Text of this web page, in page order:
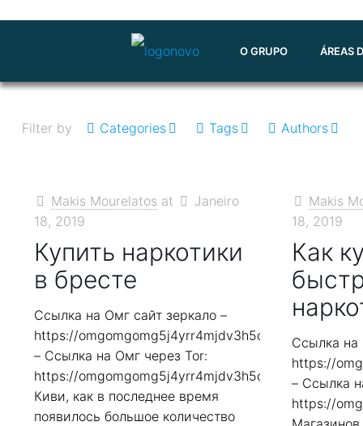
O GRUPO ÁREAS
Filter by Categories Tags Authors
Makis Mourelatos at
Janeiro
18, 2019
Купить наркотики
в бресте
Ссылка на Омг сайт зеркало –
https://
– Ссылка на Омг через Tor:
https://
Киви, как в последнее время
появилось большое количество
Makis
18, 2019
Как
Ссылка на
https://
– Ссылка
https://